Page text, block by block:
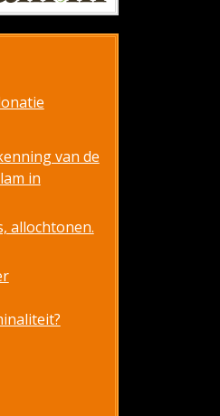
van de
in
allochtonen.